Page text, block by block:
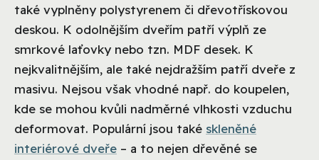
také vyplněny polystyrenem či dřevotřískovou
deskou. K odolnějším dveřím patří výplň ze
smrkové laťovky nebo tzn. MDF desek. K
nejkvalitnějším, ale také nejdražším patří dveře z
masivu. Nejsou však vhodné např. do koupelen,
kde se mohou kvůli nadměrné vlhkosti vzduchu
deformovat. Populární jsou také skleněné
interiérové dveře – a to nejen dřevěné se